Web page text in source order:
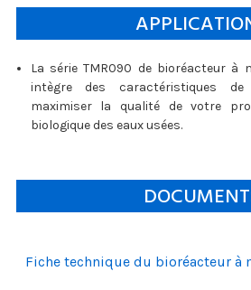
La série TMR090 de bioréacteur à
intègre des caractéristiques
maximiser la qualité de votre
biologique des eaux usées.
Fiche technique du bioréacteur à